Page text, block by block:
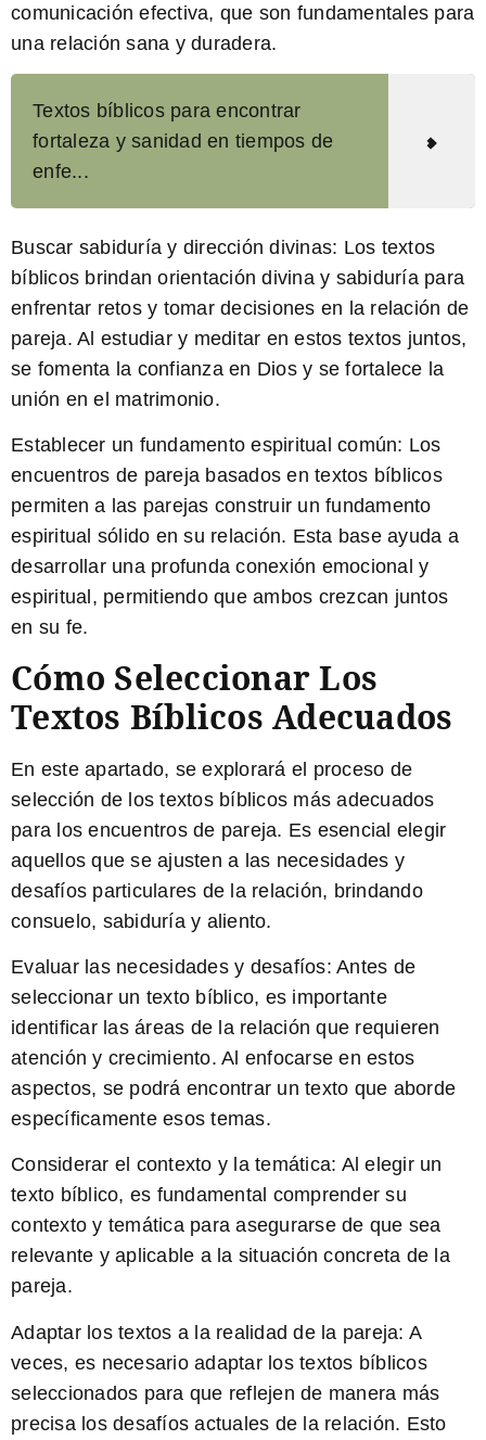
comunicación efectiva, que son fundamentales para
una relación sana y duradera.
Textos bíblicos para encontrar
fortaleza y sanidad en tiempos de
enfe...
Buscar sabiduría y dirección divinas: Los textos
bíblicos brindan orientación divina y sabiduría para
enfrentar retos y tomar decisiones en la relación de
pareja. Al estudiar y meditar en estos textos juntos,
se fomenta la confianza en Dios y se fortalece la
unión en el matrimonio.
Establecer un fundamento espiritual común: Los
encuentros de pareja basados en textos bíblicos
permiten a las parejas construir un fundamento
espiritual sólido en su relación. Esta base ayuda a
desarrollar una profunda conexión emocional y
espiritual, permitiendo que ambos crezcan juntos
en su fe.
Cómo Seleccionar Los
Textos Bíblicos Adecuados
En este apartado, se explorará el proceso de
selección de los textos bíblicos más adecuados
para los encuentros de pareja. Es esencial elegir
aquellos que se ajusten a las necesidades y
desafíos particulares de la relación, brindando
consuelo, sabiduría y aliento.
Evaluar las necesidades y desafíos: Antes de
seleccionar un texto bíblico, es importante
identificar las áreas de la relación que requieren
atención y crecimiento. Al enfocarse en estos
aspectos, se podrá encontrar un texto que aborde
específicamente esos temas.
Considerar el contexto y la temática: Al elegir un
texto bíblico, es fundamental comprender su
contexto y temática para asegurarse de que sea
relevante y aplicable a la situación concreta de la
pareja.
Adaptar los textos a la realidad de la pareja: A
veces, es necesario adaptar los textos bíblicos
seleccionados para que reflejen de manera más
precisa los desafíos actuales de la relación. Esto